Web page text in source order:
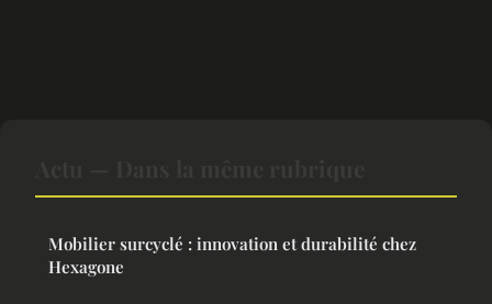
Mobilier surcyclé : innovation et durabilité chez
Hexagone